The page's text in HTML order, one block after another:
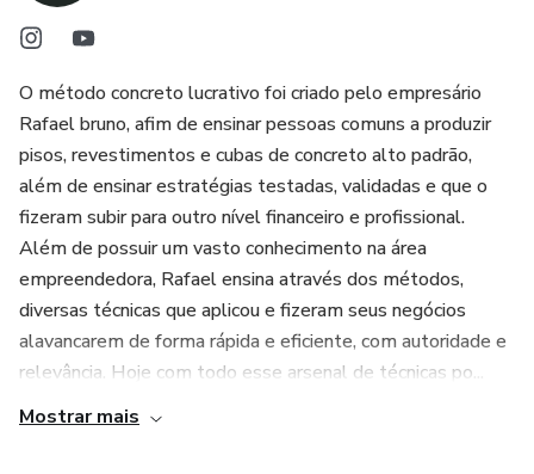
O método concreto lucrativo foi criado pelo empresário
Rafael bruno, afim de ensinar pessoas comuns a produzir
pisos, revestimentos e cubas de concreto alto padrão,
além de ensinar estratégias testadas, validadas e que o
fizeram subir para outro nível financeiro e profissional.
Além de possuir um vasto conhecimento na área
empreendedora, Rafael ensina através dos métodos,
diversas técnicas que aplicou e fizeram seus negócios
alavancarem de forma rápida e eficiente, com autoridade e
relevância. Hoje com todo esse arsenal de técnicas po...
Mostrar mais